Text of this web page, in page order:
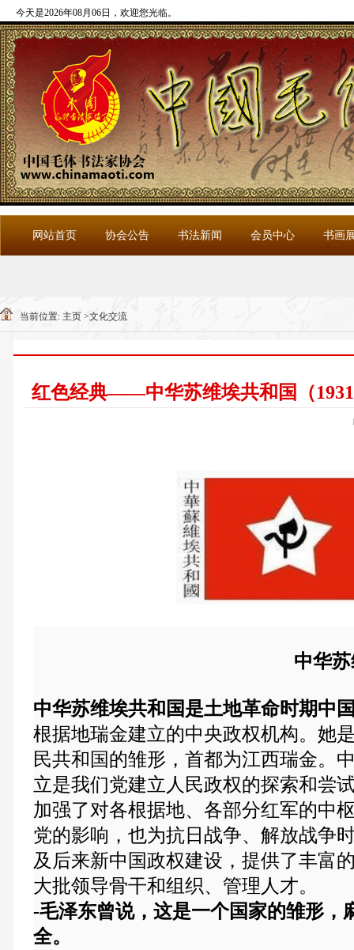
今天是2026年08月06日，欢迎您光临。
网站首页 协会公告 书法新闻 会员中心 书画
当前位置: 主页 >文化交流
红色经典——中华苏维埃共和国（
中华苏维埃共和
中华苏维埃共和国是土地革命时期中
根据地瑞金建立的中央政权机构。她
民共和国的雏形，首都为江西瑞金。
立是我们党建立人民政权的探索和尝
加强了对各根据地、各部分红军的中
党的影响，也为抗日战争、 解放战争
及后来新中国政权建设，提供了丰富
大批领导骨干和组织、管理人才。
-毛泽东曾说，这是一个国家的雏形，
全。